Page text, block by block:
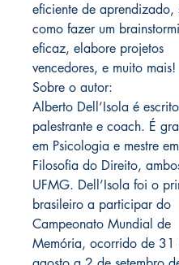
eficiente de aprendizado,
como fazer um
eficaz, elabore projetos
vencedores, e muito mais!
Sobre o autor:
Alberto Dell’Isola é
palestrante e coach. É
em Psicologia e mestre em
Filosofia do Direito,
UFMG. Dell’Isola foi o
brasileiro a participar do
Campeonato Mundial de
Memória, ocorrido de 31